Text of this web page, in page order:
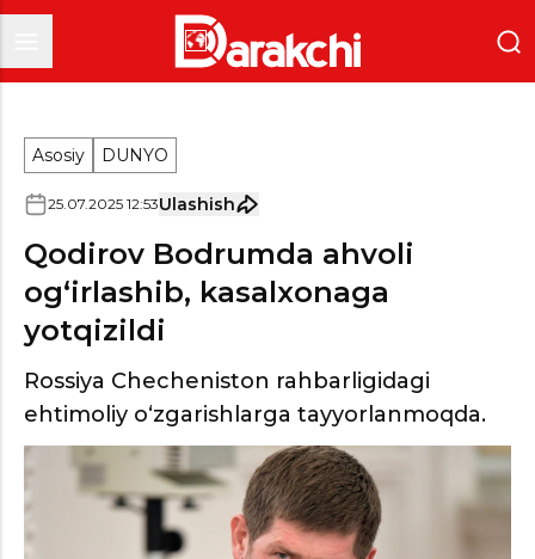
Asosiy DUNYO
25.07.2025 12:53Ulashish
Qodirov Bodrumda ahvoli
og‘irlashib, kasalxonaga
yotqizildi
Rossiya Checheniston rahbarligidagi
ehtimoliy o‘zgarishlarga tayyorlanmoqda.